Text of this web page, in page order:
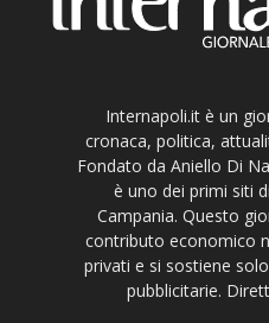
Internapoli.it è un
cronaca, politica,
Fondato da Aniello Di
è uno dei primi siti
Campania. Questo
contributo economico
privati e si sostiene
pubblicitarie.